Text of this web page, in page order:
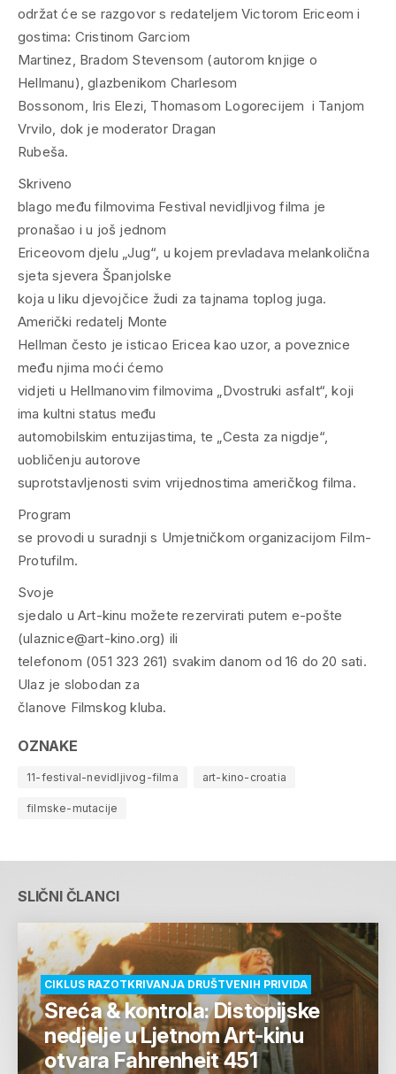
održat će se razgovor s redateljem Victorom Ericeom i
gostima: Cristinom Garciom
Martinez, Bradom Stevensom (autorom knjige o
Hellmanu), glazbenikom Charlesom
Bossonom, Iris Elezi, Thomasom Logorecijem i Tanjom
Vrvilo, dok je moderator Dragan
Rubeša.
Skriveno
blago među filmovima Festival nevidljivog filma je
pronašao i u još jednom
Ericeovom djelu „Jug“, u kojem prevladava melankolična
sjeta sjevera Španjolske
koja u liku djevojčice žudi za tajnama toplog juga.
Američki redatelj Monte
Hellman često je isticao Ericea kao uzor, a poveznice
među njima moći ćemo
vidjeti u Hellmanovim filmovima „Dvostruki asfalt“, koji
ima kultni status među
automobilskim entuzijastima, te „Cesta za nigdje“,
uobličenju autorove
suprotstavljenosti svim vrijednostima američkog filma.
Program
se provodi u suradnji s Umjetničkom organizacijom Film-
Protufilm.
Svoje
sjedalo u Art-kinu možete rezervirati putem e-pošte
(ulaznice@art-kino.org) ili
telefonom (051 323 261) svakim danom od 16 do 20 sati.
Ulaz je slobodan za
članove Filmskog kluba.
OZNAKE
11-festival-nevidljivog-filma art-kino-croatia
filmske-mutacije
SLIČNI ČLANCI
CIKLUS RAZOTKRIVANJA DRUŠTVENIH PRIVIDA
Sreća & kontrola: Distopijske
nedjelje u Ljetnom Art-kinu
otvara Fahrenheit 451